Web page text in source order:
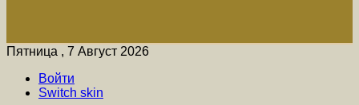
Пятница , 7 Август 2026
Войти
Switch skin